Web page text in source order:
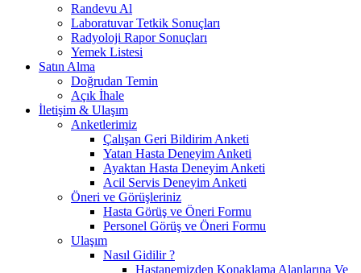
Randevu Al
Laboratuvar Tetkik Sonuçları
Radyoloji Rapor Sonuçları
Yemek Listesi
Satın Alma
Doğrudan Temin
Açık İhale
İletişim & Ulaşım
Anketlerimiz
Çalışan Geri Bildirim Anketi
Yatan Hasta Deneyim Anketi
Ayaktan Hasta Deneyim Anketi
Acil Servis Deneyim Anketi
Öneri ve Görüşleriniz
Hasta Görüş ve Öneri Formu
Personel Görüş ve Öneri Formu
Ulaşım
Nasıl Gidilir ?
Hastanemizden Konaklama Alanlarına Ve